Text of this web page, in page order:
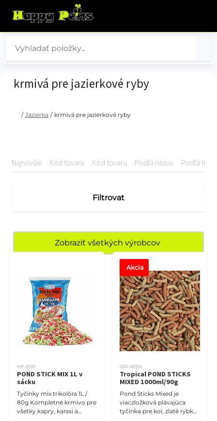
krmivá pre jazierkové ryby
/ Jazierka / krmivá pre jazierkové ryby
Najnovšie Kód tovaru Kód tovaru Podľa názvu Podľa
Filtrovat
Zobraziť všetkých výrobcov
HP-P011
POND STICK MIX 1L v
sácku
Tyčinky mix trikolóra 1L /
80g Kompletné krmivo pre
všetky kapry, karasi a
Akcia
053-40314
Tropical POND STICKS
MIXED 1000ml/90g
Pond Sticks Mixed je
viaczložková plávajúca
tyčinka pre koi, zlaté rybky